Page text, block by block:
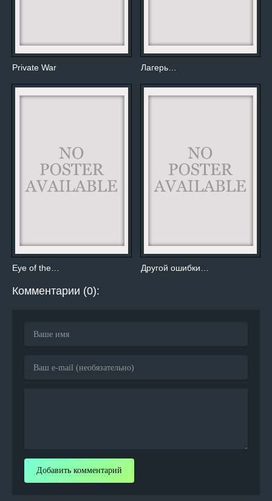
Private War Лагерь…
Eye of the… Другой ошибки…
Комментарии (0):
Добавить комментарий